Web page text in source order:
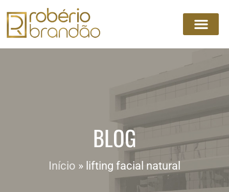
BLOG
Início » lifting facial natural